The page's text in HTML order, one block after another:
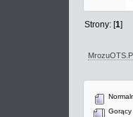
Strony: [1]
MrozuOTS.PL